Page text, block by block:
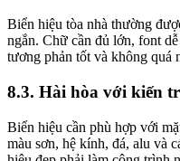
Biển hiệu tòa nhà thường
ngắn. Chữ cần đủ lớn, font
tương phản tốt và không quá
8.3. Hài hòa với kiến
Biển hiệu cần phù hợp với
màu sơn, hệ kính, đá, alu và